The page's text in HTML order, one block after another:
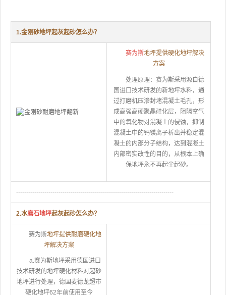
1.金刚砂地坪起灰起砂怎么办？
赛为斯地坪提供硬化地坪解决
方案
处理原理：赛为斯采用源自德
国进口技术研发的新地坪水料，通
过打磨机压渗封堵混凝土毛孔，形
成高强高硬聚晶硅化层，阻隔空气
中的氧化物对混凝土的侵蚀，抑制
混凝土中的钙镁离子析出并稳定混
凝土的内部分子结构，达到混凝土
内部密实改性的目的，从根本上确
保地坪永不再起尘起砂。
------------------------------------------------------------------------------
2.水磨石地坪起灰起砂怎么办？
赛为斯地坪提供耐磨硬化地
坪解决方案
a.赛为斯地坪采用德国进口
技术研发的地坪硬化材料对起砂
地坪进行处理，德国麦德龙超市
硬化地坪62年前使用至今